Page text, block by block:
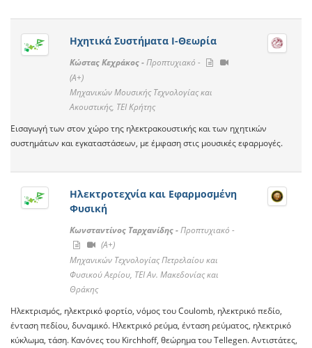
Ηχητικά Συστήματα Ι-Θεωρία
Κώστας Κεχράκος -Προπτυχιακό -
(A+)
Μηχανικών Μουσικής Τεχνολογίας και
Ακουστικής, ΤΕΙ Κρήτης
Εισαγωγή των στον χώρο της ηλεκτρακουστικής και των ηχητικών
συστημάτων και εγκαταστάσεων, με έμφαση στις μουσικές εφαρμογές.
Ηλεκτροτεχνία και Εφαρμοσμένη
Φυσική
Κωνσταντίνος Ταρχανίδης -Προπτυχιακό -
(A+)
Μηχανικών Τεχνολογίας Πετρελαίου και
Φυσικού Αερίου, ΤΕΙ Αν. Μακεδονίας και
Θράκης
Ηλεκτρισμός, ηλεκτρικό φορτίο, νόμος του Coulomb, ηλεκτρικό πεδίο,
ένταση πεδίου, δυναμικό. Ηλεκτρικό ρεύμα, ένταση ρεύματος, ηλεκτρικό
κύκλωμα, τάση. Κανόνες του Kirchhoff, θεώρημα του Tellegen. Αντιστάτες,